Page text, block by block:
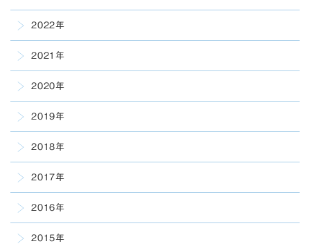
2022年
2021年
2020年
2019年
2018年
2017年
2016年
2015年